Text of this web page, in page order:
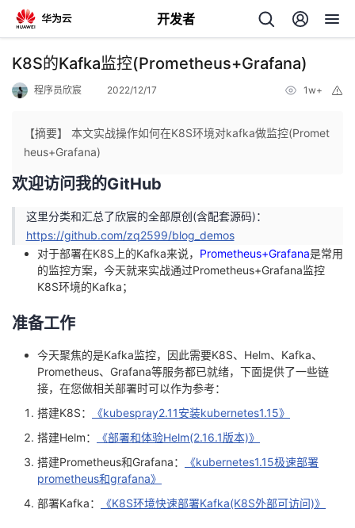
开发者
返
个
人我
我
的
博
我
的
我
K8S的Kafka监控(Prometheus+Grafana)
程序员欣宸 2022/12/17 1w+
【摘要】 本文实战操作如何在K8S环境对kafka做监控(Promet
heus+Grafana)
欢迎访问我的GitHub
这里分类和汇总了欣宸的全部原创(含配套源码)：
https://github.com/zq2599/blog_demos
对于部署在K8S上的Kafka来说， Prometheus+Grafana是常用
的监控方案，今天就来实战通过Prometheus+Grafana监控
K8S环境的Kafka；
准备工作
今天聚焦的是Kafka监控，因此需要K8S、Helm、Kafka、
Prometheus、Grafana等服务都已就绪，下面提供了一些链
接，在您做相关部署时可以作为参考：
搭建K8S：
《kubespray2.11安装kubernetes1.15》
搭建Helm：
《部署和体验Helm(2.16.1版本)》
搭建Prometheus和Grafana：
《kubernetes1.15极速部署
prometheus和grafana》
部署Kafka：
《K8S环境快速部署Kafka(K8S外部可访问)》